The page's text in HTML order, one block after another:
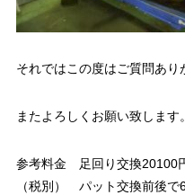
それではこの度はご質問あり
またよろしくお願い致します。
参考料金 足回り交換20100
（税別） パット交換前後で